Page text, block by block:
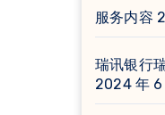
服务内容
瑞讯银行
2024 年 6